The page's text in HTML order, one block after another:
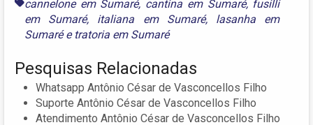
cannelone em Sumaré, cantina em Sumaré, fusilli
em Sumaré, italiana em Sumaré, lasanha em
Sumarée tratoria em Sumaré
Pesquisas Relacionadas
Whatsapp Antônio César de Vasconcellos Filho
Suporte Antônio César de Vasconcellos Filho
Atendimento Antônio César de Vasconcellos Filho